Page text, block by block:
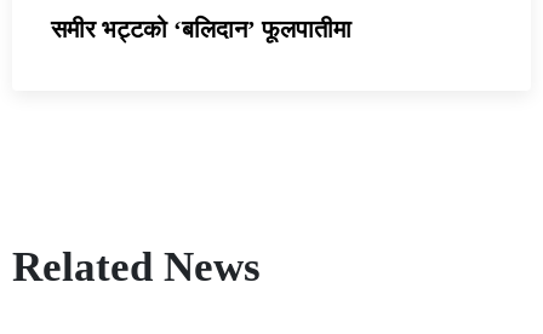
समीर भट्टको ‘बलिदान’ फूलपातीमा
Related News